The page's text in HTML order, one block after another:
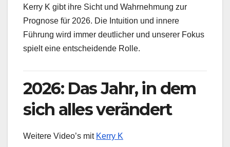
Kerry K gibt ihre Sicht und Wahrnehmung zur
Prognose für 2026. Die Intuition und innere
Führung wird immer deutlicher und unserer Fokus
spielt eine entscheidende Rolle.
2026: Das Jahr, in dem
sich alles verändert
Weitere Video’s mit Kerry K